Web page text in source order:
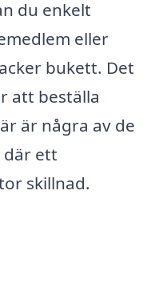
du enkelt
eller
bukett. Det
att beställa
är några av de
där ett
skillnad.